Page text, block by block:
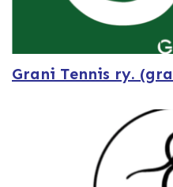
Grani Tennis ry.